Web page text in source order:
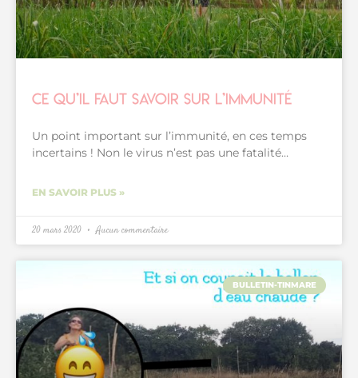
Ce qu’il faut savoir sur l’immunité
Un point important sur l’immunité, en ces temps
incertains ! Non le virus n’est pas une fatalité…
EN SAVOIR PLUS »
20 mars 2020 Aucun commentaire
BULLETIN-TINMARE